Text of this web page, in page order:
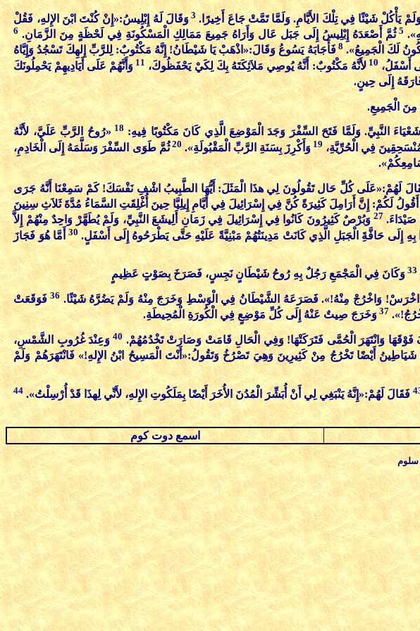
يَأْكُلْ شَيْئًا فِي تِلْكَ الأَيَّامِ. وَلَمَّا تَمَّتْ جَاعَ أَخِيرًا.3 وَقَالَ لَهُ إِبْلِيسُ:«إِنْ كُنْتَ ابْنَ الإِلهِ، فَقُلْ
5 ثُمَّ أَصْعَدَهُ إِبْلِيسُ إِلَى جَبَل عَال وَأَرَاهُ جَمِيعَ مَمَالِكِ الْمَسْكُونَةِ فِي لَحْظَةٍ مِنَ الزَّمَانِ. 6
لَكَ الْجَمِيعُ».8 فَأَجَابَهُ يَسُوعُ وَقَالَ:«اذْهَبْ يَا شَيْطَانُ! إِنَّهُ مَكْتُوبٌ: لِلرَّبِّ إِلهِكَ تَسْجُدُ وَإِيَّاهُ
أَسْفَلُ،10 لأَنَّهُ مَكْتُوبٌ: أَنَّهُ يُوصِي مَلاَئِكَتَهُ بِكَ لِكَيْ يَحْفَظُوكَ،11 وَأَنَّهُمْ عَلَى أَيَادِيهِمْ يَحْمِلُونَكَ
إِلَى حِينٍ.
الْجَمِيعِ.
النَّبِيِّ. وَلَمَّا فَتَحَ السِّفْرَ وَجَدَ الْمَوْضِعَ الَّذِي كَانَ مَكْتُوبًا فِيهِ:18 «رُوحُ الرَّبِّ عَلَيَّ، لأَنَّهُ
فِي الْحُرِّيَّةِ،19 وَأَكْرِزَ بِسَنَةِ الرَّبِّ الْمَقْبُولَةِ».20 ثُمَّ طَوَى السِّفْرَ وَسَلَّمَهُ إِلَى الْخَادِمِ،
لَهُمْ:«عَلَى كُلِّ حَال تَقُولُونَ لِي هذَا الْمَثَلَ: أَيُّهَا الطَّبِيبُ اشْفِ نَفْسَكَ! كَمْ سَمِعْنَا أَنَّهُ جَرَى
لَكُمْ: إِنَّ أَرَامِلَ كَثِيرَةً كُنَّ فِي إِسْرَائِيلَ فِي أَيَّامِ إِيلِيَّا حِينَ أُغْلِقَتِ السَّمَاءُ مُدَّةَ ثَلاَثِ سِنِينَ
صَيْدَاءَ.27 وَبُرْصٌ كَثِيرُونَ كَانُوا فِي إِسْرَائِيلَ فِي زَمَانِ أَلِيشَعَ النَّبِيِّ، وَلَمْ يُطَهَّرْ وَاحِدٌ مِنْهُمْ إِلاَّ
بِهِ إِلَى حَافَّةَِ الْجَبَلِ الَّذِي كَانَتْ مَدِينَتُهُمْ مَبْنِيَّةً عَلَيْهِ حَتَّى يَطْرَحُوهُ إِلَى أَسْفَلٍ.30 أَمَّا هُوَ فَجَازَ
33 وَكَانَ فِي الْمَجْمَعِ رَجُلٌ بِهِ رُوحُ شَيْطَانٍ نَجِسٍ، فَصَرَخَ بِصَوْتٍ عَظِيمٍ
وَاخْرُجْ مِنْهُ!». فَصَرَعَهُ الشَّيْطَانُ فِي الْوَسْطِ وَخَرَجَ مِنْهُ وَلَمْ يَضُرَّهُ شَيْئًا.36 فَوَقَعَتْ
37 وَخَرَجَ صِيتٌ عَنْهُ إِلَى كُلِّ مَوْضِعٍ فِي الْكُورَةِ الْمُحِيطَةِ.
وَانْتَهَرَ الْحُمَّى فَتَرَكَتْهَا! وَفِي الْحَالِ قَامَتْ وَصَارَتْ تَخْدُمُهُمْ.40 وَعِنْدَ غُرُوبِ الشَّمْسِ،
أَيْضًا تَخْرُجُ مِنْ كَثِيرِينَ وَهِيَ تَصْرُخُ وَتَقُولُ:«أَنْتَ الْمَسِيحُ ابْنُ الإِلهِ!» فَانْتَهَرَهُمْ وَلَمْ
فَقَالَ لَهُمْ:«إِنَّهُ يَنْبَغِي لِي أَنْ أُبَشِّرَ الْمُدُنَ الأُخَرَ أَيْضًا بِمَلَكُوتِ الإِلهِ، لأَنِّي لِهذَا قَدْ أُرْسِلْتُ».44
اسمع دوت كوم
سلوم